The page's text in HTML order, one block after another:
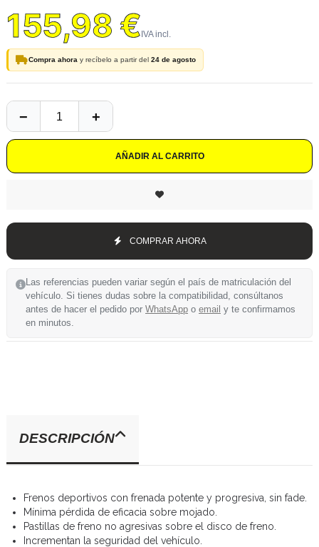
155,98 €
Compra ahora y recíbelo a partir del 24 de agosto
AÑADIR AL CARRITO
COMPRAR AHORA
Las referencias pueden variar según el país de matriculación del
vehículo. Si tienes dudas sobre la compatibilidad, consúltanos
antes de hacer el pedido por WhatsApp o email y te confirmamos
en minutos.
DESCRIPCIÓN
Frenos deportivos con frenada potente y progresiva, sin fade.
Mínima pérdida de eficacia sobre mojado.
Pastillas de freno no agresivas sobre el disco de freno.
Incrementan la seguridad del vehículo.